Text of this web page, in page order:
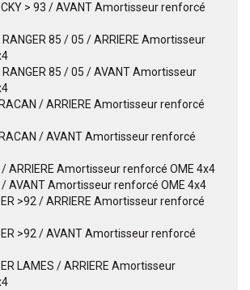
> 93 / AVANT Amortisseur renforcé
RANGER 85 / 05 / ARRIERE Amortisseur
RANGER 85 / 05 / AVANT Amortisseur
/ ARRIERE Amortisseur renforcé
/ AVANT Amortisseur renforcé
/ ARRIERE Amortisseur renforcé OME 4x4
/ AVANT Amortisseur renforcé OME 4x4
>92 / ARRIERE Amortisseur renforcé
>92 / AVANT Amortisseur renforcé
LAMES / ARRIERE Amortisseur